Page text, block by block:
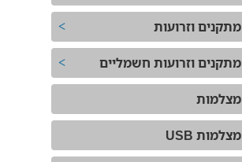
מתקנים וזרועות
מתקנים וזרועות חשמליים
מצלמות
מצלמות USB